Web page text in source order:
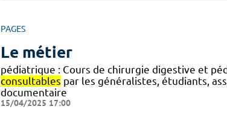
PAGES
Le métier
pédiatrique : Cours de chirurgie digestive et
consultables par les généralistes, étudiants,
documentaire
15/04/2025 17:00